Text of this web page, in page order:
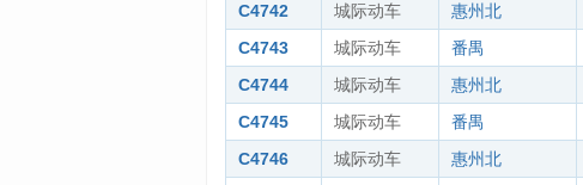
C4742
城际动车 惠州北
C4743
城际动车 番禺
C4744
城际动车 惠州北
C4745
城际动车 番禺
C4746
城际动车 惠州北